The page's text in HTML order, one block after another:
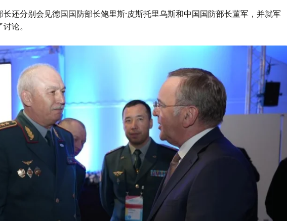
还分别会见德国国防部长鲍里斯·皮斯托里乌斯和中国国防部长董军，并就军
论。